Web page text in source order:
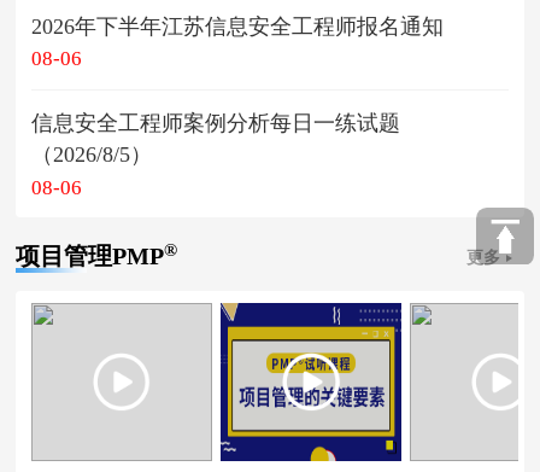
2026年下半年江苏信息安全工程师报名通知
08-06
信息安全工程师案例分析每日一练试题
（2026/8/5）
08-06
项目管理PMP® 更多